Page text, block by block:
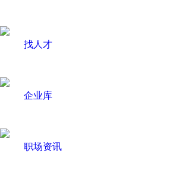
找人才
企业库
职场资讯